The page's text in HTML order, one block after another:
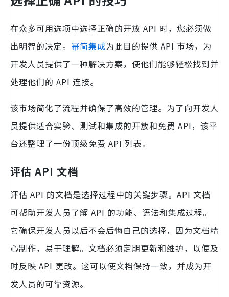
在众多可用选项中选择正确的开放 API 时，您必须做
出明智的决定。 幂简集成为此目的提供 API 市场，为
开发人员提供了一种解决方案，使他们能够轻松找到并
处理他们的 API 连接。
该市场简化了流程并确保了高效的管理。为了向开发人
员提供适合实验、测试和集成的开放和免费 API，该平
台还整理了一份顶级免费 API 列表。
评估 API 文档
评估 API 的文档是选择过程中的关键步骤。API 文档
可帮助开发人员了解 API 的功能、语法和集成过程。
它确保开发人员以后不会后悔自己的选择，因为文档精
心制作，易于理解。文档必须定期更新和维护，以便及
时反映 API 更改。这可以使文档保持一致，并成为开
发人员的可靠资源。